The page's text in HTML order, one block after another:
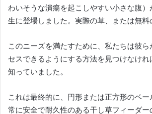
わいそうな潰瘍を起こしやすい小さな腹）
生に登場しました。実際の草、または無料
このニーズを満たすために、私たちは彼ら
セスできるようにする方法を見つけなけ
知っていました。
これは最終的に、円形または正方形のベ
常に安全で耐久性のある干し草フィーダー